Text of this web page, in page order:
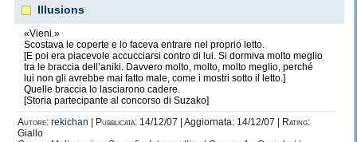
Al quarto livello, l’Editor acquista la capacità
qualsiasi testo senza farsi venire un’ulcera.
Al quinto livello, l’Editor acquista la capacità
+10 sulle prove diVolontàcontro Autore Presuntuoso
irritanti,Incompetenti.
Talenti
Scrivere prodigioso : il soggetto acquista un +3 alla
Grammatica nazista:il soggetto acquista un +3 alle prove di
Grammatica
Illusions
«Vieni.»
Scostava le coperte e lo faceva entrare nel proprio letto.
[E poi era piacevole accucciarsi contro di lui. Si dormiva molto meglio
tra le braccia dell’aniki. Davvero molto, molto, molto meglio, perché
lui non gli avrebbe mai fatto male, come i mostri sotto il letto.]
Quelle braccia lo lasciarono cadere.
[Storia partecipante al concorso di Suzako]
Autore: rekichan Pubblicata: 14/12/07 | Aggiornata: 14/12/07 |
Rating:
Giallo